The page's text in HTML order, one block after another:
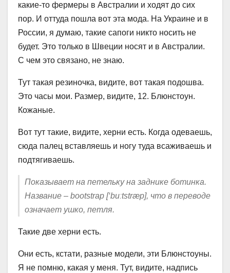
какие-то фермеры в Австралии и ходят до сих
пор. И оттуда пошла вот эта мода. На Украине и в
России, я думаю, такие сапоги никто носить не
будет. Это только в Швеции носят и в Австралии.
С чем это связано, не знаю.
Тут такая резиночка, видите, вот такая подошва.
Это часы мои. Размер, видите, 12. Блюнстоун.
Кожаные.
Вот тут такие, видите, херни есть. Когда одеваешь,
сюда палец вставляешь и ногу туда всаживаешь и
подтягиваешь.
Показывает на петельку на заднике ботинка.
Название – bootstrap [‘buːtstræp], что в переводе
означает ушко, петля.
Такие две херни есть.
Они есть, кстати, разные модели, эти Блюнстоуны.
Я не помню, какая у меня. Тут, видите, надпись